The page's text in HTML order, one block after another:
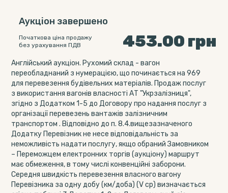
Аукціон завершено
Початкова ціна продажу
без урахування ПДВ
453.00 грн
Англійський аукціон. Рухомий склад - вагон
переобладнаний з нумерацією, що починається на 969
для перевезення будівельних матеріалів. Продаж послуг
з використання вагонів власності АТ "Укрзалізниця",
згідно з Додатком 1-5 до Договору про надання послуг з
організації перевезень вантажів залізничним
транспортом . Відповідно до п. 8.4.вищезазначеного
Додатку Перевізник не несе відповідальність за
неможливість надати послугу, якщо обраний Замовником
– Переможцем електронних торгів (аукціону) маршрут
має обмеження, в тому числі конвенційні заборони.
Середня швидкість перевезення власного вагону
Перевізника за одну добу (км/доба) (V ср) визначається